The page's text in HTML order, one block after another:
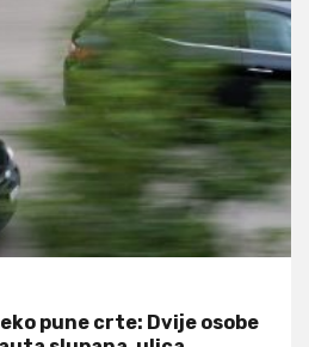
pune crte: Dvije osobe